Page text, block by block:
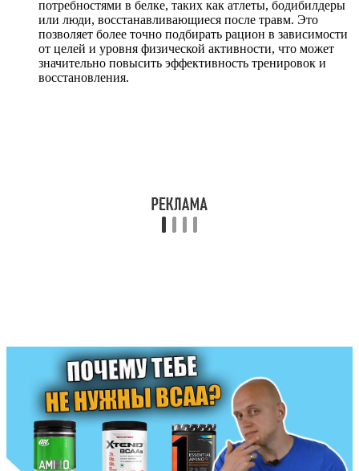
потребностями в белке, таких как атлеты, бодибилдеры
или люди, восстанавливающиеся после травм. Это
позволяет более точно подбирать рацион в зависимости
от целей и уровня физической активности, что может
значительно повысить эффективность тренировок и
восстановления.